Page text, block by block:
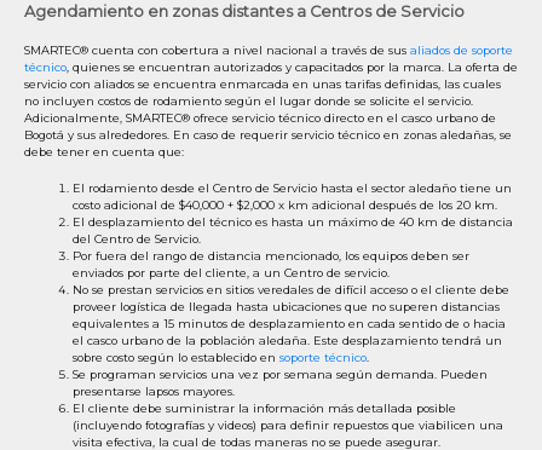
Agendamiento en zonas distantes a Centros de Servicio
SMARTEC® cuenta con cobertura a nivel nacional a través de sus aliados de soporte
técnico , quienes se encuentran autorizados y capacitados por la marca. La oferta de
servicio con aliados se encuentra enmarcada en unas tarifas definidas, las cuales
no incluyen costos de rodamiento según el lugar donde se solicite el servicio.
Adicionalmente, SMARTEC® ofrece servicio técnico directo en el casco urbano de
Bogotá y sus alrededores. En caso de requerir servicio técnico en zonas aledañas, se
debe tener en cuenta que:
El rodamiento desde el Centro de Servicio hasta el sector aledaño tiene un
costo adicional de $40,000 + $2,000 x km adicional después de los 20 km.
El desplazamiento del técnico es hasta un máximo de 40 km de distancia
del Centro de Servicio.
Por fuera del rango de distancia mencionado, los equipos deben ser
enviados por parte del cliente, a un Centro de servicio.
No se prestan servicios en sitios veredales de difícil acceso o el cliente debe
proveer logística de llegada hasta ubicaciones que no superen distancias
equivalentes a 15 minutos de desplazamiento en cada sentido de o hacia
el casco urbano de la población aledaña. Este desplazamiento tendrá un
sobre costo según lo establecido en soporte técnico
Se programan servicios una vez por semana según demanda. Pueden
presentarse lapsos mayores.
El cliente debe suministrar la información más detallada posible
(incluyendo fotografías y videos) para definir repuestos que viabilicen una
visita efectiva, la cual de todas maneras no se puede asegurar.